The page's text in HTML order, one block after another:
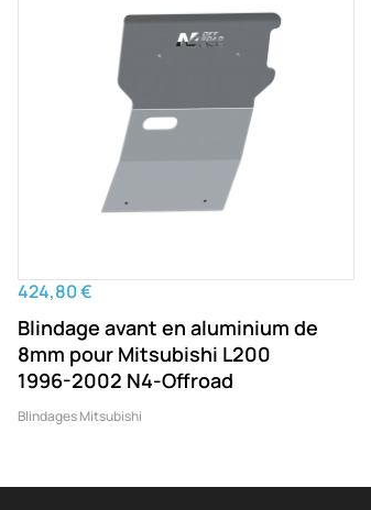
424,80 €
Blindage avant en aluminium de
8mm pour Mitsubishi L200
1996-2002 N4-Offroad
Blindages Mitsubishi